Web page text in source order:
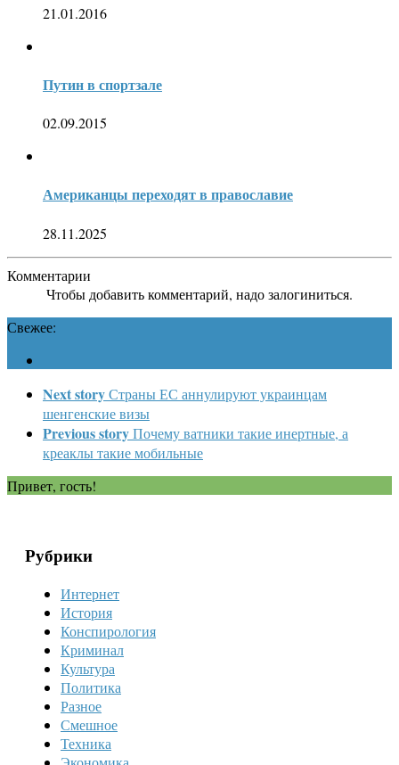
21.01.2016
Путин в спортзале
02.09.2015
Американцы переходят в православие
28.11.2025
Комментарии
Чтобы добавить комментарий, надо залогиниться.
Свежее:
Next storyСтраны ЕС аннулируют украинцам
шенгенские визы
Previous storyПочему ватники такие инертные, а
креаклы такие мобильные
Привет, гость!
Рубрики
Интернет
История
Конспирология
Криминал
Культура
Политика
Разное
Смешное
Техника